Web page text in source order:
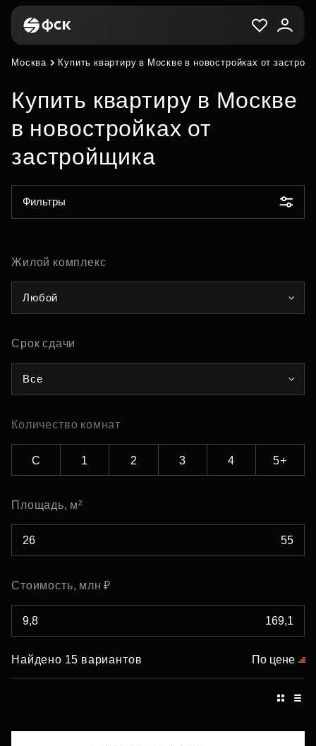
Москва Купить квартиру в Москве в новостройках от
Купить квартиру в Москве
в новостройках от
застройщика
Фильтры
Жилой комплекс
Любой
Срок сдачи
Все
Количество комнат
С 1 2 3 4 5+
Площадь, м²
Стоимость, млн ₽
Найдено 15 вариантов По цене